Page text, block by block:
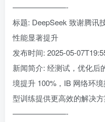
———————-
标题: DeepSeek 致谢腾讯
性能显著提升
发布时间: 2025-05-
新闻简介: 经测试，优化后
境提升 100%，IB 网络环
型训练提供更高效的解决方
———————-